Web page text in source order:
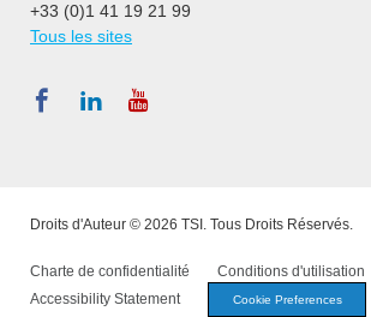
+33 (0)1 41 19 21 99
Tous les sites
Droits d'Auteur © 2026 TSI. Tous Droits Réservés.
Charte de confidentialité Conditions d'utilisation
Accessibility Statement
Cookie Preferences